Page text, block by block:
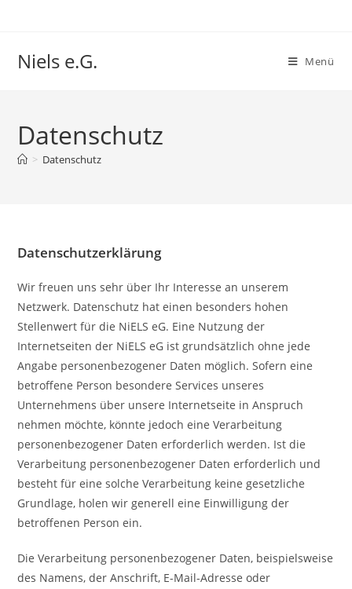
Niels e.G. Menü
Datenschutz
> Datenschutz
Datenschutzerklärung
Wir freuen uns sehr über Ihr Interesse an unserem
Netzwerk. Datenschutz hat einen besonders hohen
Stellenwert für die NiELS eG. Eine Nutzung der
Internetseiten der NiELS eG ist grundsätzlich ohne jede
Angabe personenbezogener Daten möglich. Sofern eine
betroffene Person besondere Services unseres
Unternehmens über unsere Internetseite in Anspruch
nehmen möchte, könnte jedoch eine Verarbeitung
personenbezogener Daten erforderlich werden. Ist die
Verarbeitung personenbezogener Daten erforderlich und
besteht für eine solche Verarbeitung keine gesetzliche
Grundlage, holen wir generell eine Einwilligung der
betroffenen Person ein.
Die Verarbeitung personenbezogener Daten, beispielsweise
des Namens, der Anschrift, E-Mail-Adresse oder